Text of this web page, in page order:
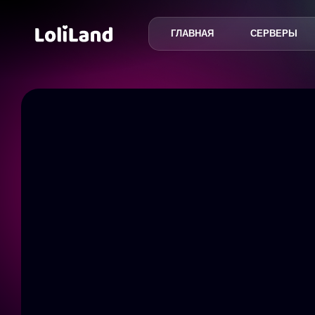
ГЛАВНАЯ СЕРВЕРЫ